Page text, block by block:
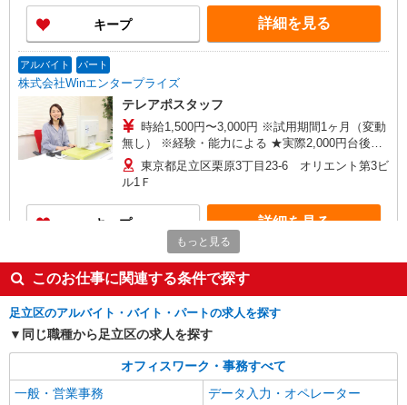
キープ 詳細を見る
アルバイト パート
株式会社Winエンタープライズ
テレアポスタッフ
時給1,500円〜3,000円 ※試用期間1ヶ月（変動
無し） ※経験・能力による ★実際2,000円台後半
の時給の方もいます！
東京都足立区栗原3丁目23-6 オリエント第3ビ
ル1Ｆ
キープ 詳細を見る
アルバイト パート 職業紹介
株式会社フルキャスト東京支社/EA0401G-5AT
カンタン軽作業スタッフ（仕分け・シール貼り
など）
時給1600円〜1800円（22:00〜翌5:00の深夜手
当で時給UP） ※給与幅は経験・能力による
東京都足立区
もっと見る
このお仕事に関連する条件で探す
足立区のアルバイト・バイト・パートの求人を探す
同じ職種から足立区の求人を探す
オフィスワーク・事務すべて
一般・営業事務
データ入力・オペレーター